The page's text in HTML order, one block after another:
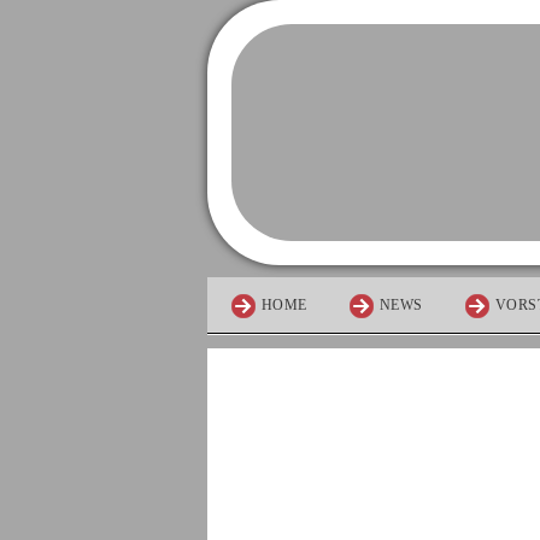
HOME NEWS